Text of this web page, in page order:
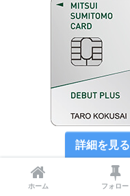
詳細を見る
ホーム フォロー